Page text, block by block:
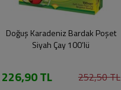
Doğuş Karadeniz Bardak Poşet
Siyah Çay 100’lü
226,90 TL 252,50 TL